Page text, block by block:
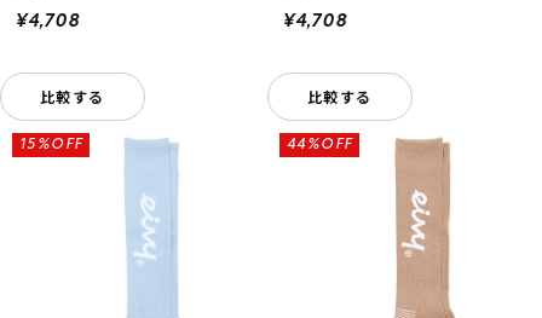
ムラサキスポーツ 公式アプリ
ポイント・クーポンもこのアプリで！
¥4,708
比較する
¥4,708
比較する
15%OFF 44%OFF